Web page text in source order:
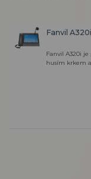
Fanvil
Fanvil A320i
husím krkem